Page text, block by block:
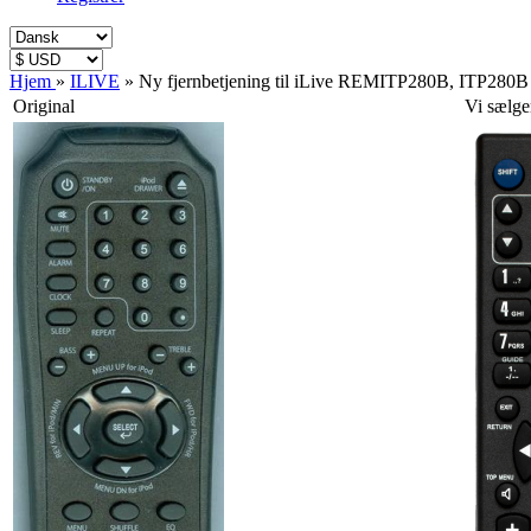
Hjem » ILIVE » Ny fjernbetjening til iLive REMITP280B, ITP280B
Original
Vi